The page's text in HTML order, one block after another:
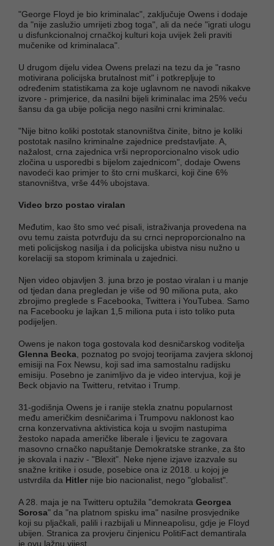
"George Floyd je bio kriminalac", zaključuje Owens i dodaje
da "nije zaslužio umrijeti zbog toga", ali da neće "igrati ulogu
u disfunkcionalnoj crnačkoj kulturi koja uvijek želi praviti
mučenike od kriminalaca".
U drugom dijelu videa Owens prelazi na tezu da je "rasno
motivirana policijska brutalnost mit" i potkrepljuje to
određenim statistikama za koje uglavnom ne navodi nikakve
izvore - primjerice, da nasilni bijeli kriminalac ima 25% veću
šansu da ga ubije policija nego nasilni crni kriminalac.
"Nije bitno koliki postotak stanovništva činite, bitno je koliki
postotak nasilno kriminalne zajednice predstavljate. A,
nažalost, crna zajednica vrši neproporcionalno visok udio
zločina u usporedbi s bijelom zajednicom", dodaje Owens
navodeći kao primjer to što crni muškarci, koji čine 6%
stanovništva, vrše 44% ubojstava.
Video brzo postao viralan
Međutim, kao što smo već pisali, istraživanja provedena na
ovu temu zaista potvrđuju da su crnci neproporcionalno na
meti policijskog nasilja i da policijska ubistva nisu nužno u
korelaciji sa stopom kriminala u zajednici.
Njen video objavljen 3. juna brzo je postao viralan i u manje
od tjedan dana pregledan je više od 90 miliona puta, ako
zbrojimo preglede s Facebooka, Twittera i YouTubea. Samo
na Facebooku je lajkan 1,5 miliona puta i isto toliko puta
podijeljen.
Owens je nakon toga gostovala kod desničarskog voditelja
Glenna Becka , poznatog po svojoj teorijama zavjera sklonoj
emisiji na Fox Newsu, koji sad ima samostalnu radijsku
emisiju. Posebno je zanimljivo da je video intervjua, koji je
Beck objavio na Twitteru, retvitao i Trump.
31-godišnja Owens je i ranije stekla znatnu popularnost
među američkim desničarima i Trumpovu naklonost kao
crna konzervativna aktivistica koja u svojim nastupima
žestoko napada američke liberale i ljevicu te zagovara
masovno crnačko napuštanje Demokratske stranke, za što
je skovala i naziv - "Blexit". Neke njene izjave izazvale su
snažne kritike i osude, posebice ona iz 2018. u kojoj je
ustvrdila da Hitler nije bio nacionalist, nego "globalist".
A 28. maja je na Twitteru optužila "demokrata Georgea
Sorosa" da "na platnom spisku ima" nasilne prosvjednike
koji su pljačkali, palili i razbijali u Minneapolisu, gdje je Floyd
ubijen. Stranica za provjeru činjenicu PolitiFact demantirala
je ovu lažnu vijest.